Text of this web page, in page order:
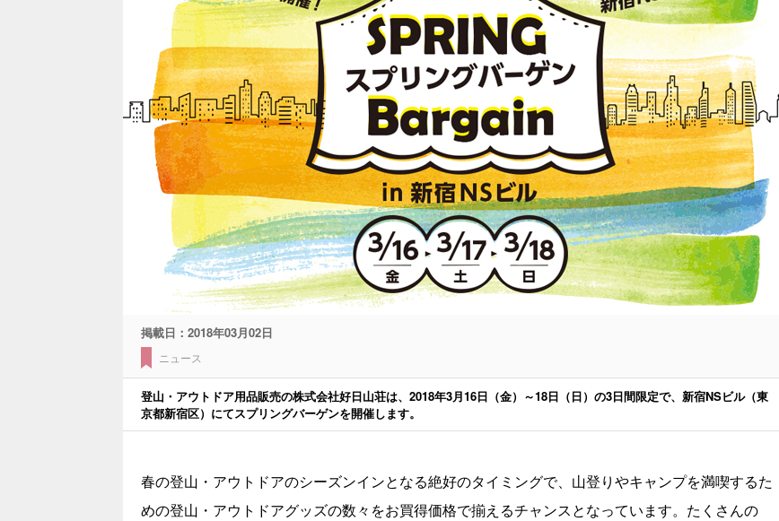
掲載日： 2018年03月02日
ニュース
登山・アウトドア用品販売の株式会社好日山荘は、2018年3月16日（金）～18日（日）の3日間限定で、新宿NSビル（東
京都新宿区）にてスプリングバーゲンを開催します。
春の登山・アウトドアのシーズンインとなる絶好のタイミングで、山登りやキャンプを満喫するた
めの登山・アウトドアグッズの数々をお買得価格で揃えるチャンスとなっています。たくさんの